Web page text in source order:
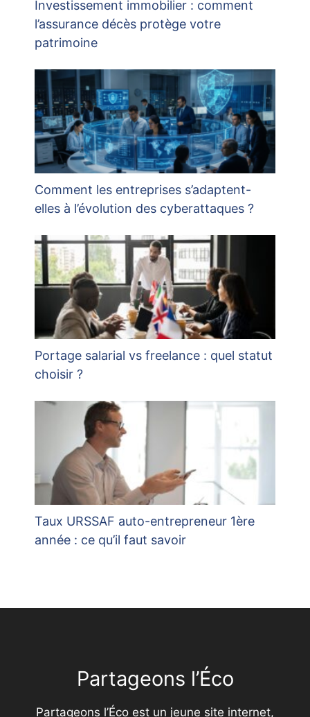
Investissement immobilier : comment
l’assurance décès protège votre
patrimoine
Comment les entreprises s’adaptent-
elles à l’évolution des cyberattaques ?
Portage salarial vs freelance : quel statut
choisir ?
Taux URSSAF auto-entrepreneur 1ère
année : ce qu’il faut savoir
Partageons l’Éco
Partageons l’Éco est un jeune site internet,